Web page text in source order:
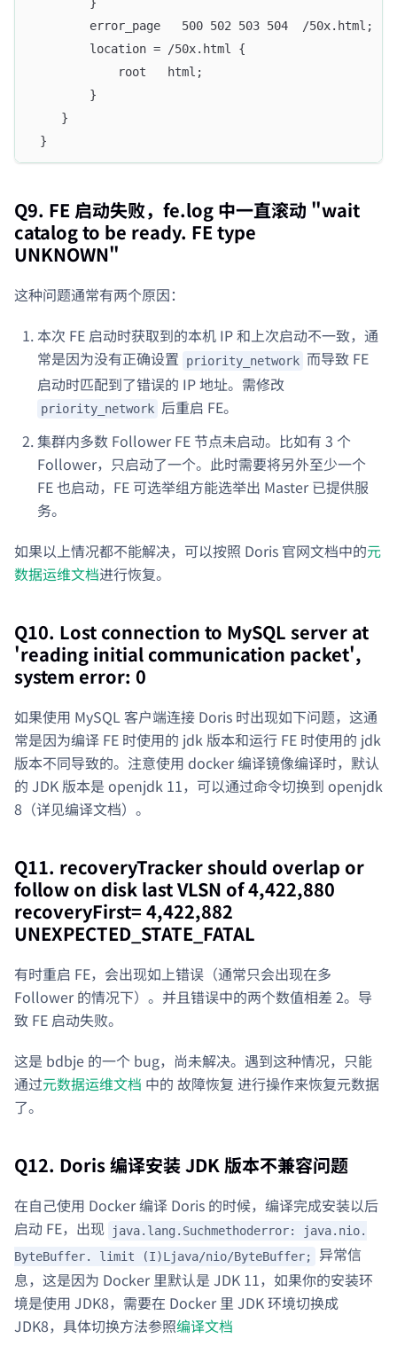
        error_page   500 502 503 504  /50x.html;
        location = /50x.html {
            root   html;
        }
    }
}
Q9. FE 启动失败，fe.log 中一直滚动 "wait
catalog to be ready. FE type
UNKNOWN"
这种问题通常有两个原因：
本次 FE 启动时获取到的本机 IP 和上次启动不一致，通
常是因为没有正确设置
priority_network 而导致 FE
启动时匹配到了错误的 IP 地址。需修改
priority_network 后重启 FE。
集群内多数 Follower FE 节点未启动。比如有 3 个
Follower，只启动了一个。此时需要将另外至少一个
FE 也启动，FE 可选举组方能选举出 Master 已提供服
务。
如果以上情况都不能解决，可以按照 Doris 官网文档中的元
数据运维文档进行恢复。
Q10. Lost connection to MySQL server at
'reading initial communication packet',
system error: 0
如果使用 MySQL 客户端连接 Doris 时出现如下问题，这通
常是因为编译 FE 时使用的 jdk 版本和运行 FE 时使用的 jdk
版本不同导致的。注意使用 docker 编译镜像编译时，默认
的 JDK 版本是 openjdk 11，可以通过命令切换到 openjdk
8（详见编译文档）。
Q11. recoveryTracker should overlap or
follow on disk last VLSN of 4,422,880
recoveryFirst= 4,422,882
UNEXPECTED_STATE_FATAL
有时重启 FE，会出现如上错误（通常只会出现在多
Follower 的情况下）。并且错误中的两个数值相差 2。导
致 FE 启动失败。
这是 bdbje 的一个 bug，尚未解决。遇到这种情况，只能
通过元数据运维文档 中的 故障恢复 进行操作来恢复元数据
了。
Q12. Doris 编译安装 JDK 版本不兼容问题
在自己使用 Docker 编译 Doris 的时候，编译完成安装以后
启动 FE，出现
java.lang.Suchmethoderror: java.nio.
ByteBuffer. limit (I)Ljava/nio/ByteBuffer;
异常信
息，这是因为 Docker 里默认是 JDK 11，如果你的安装环
境是使用 JDK8，需要在 Docker 里 JDK 环境切换成
JDK8，具体切换方法参照编译文档